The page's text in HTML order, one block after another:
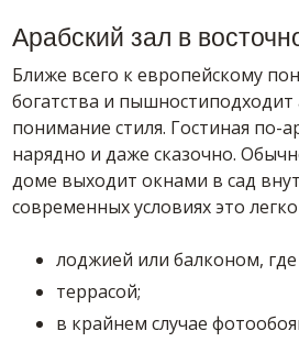
Арабский зал в
Ближе всего к европейскому
богатства и пышностиподходит
понимание стиля. Гостиная по-
нарядно и даже сказочно.
доме выходит окнами в сад
современных условиях это
лоджией или балконом,
террасой;
в крайнем случае